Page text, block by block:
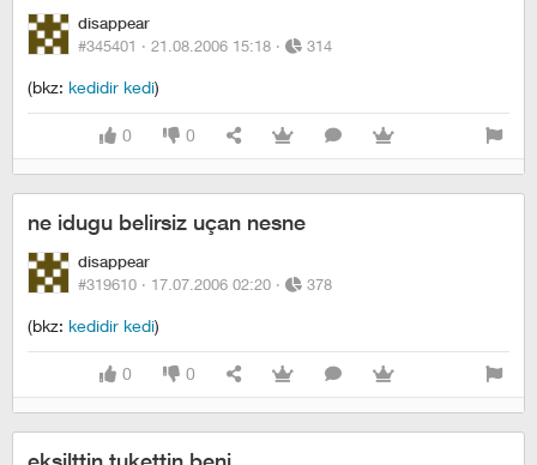
disappear
#345401 · 21.08.2006 15:18 · 314
(bkz: kedidir kedi)
0 0
ne idugu belirsiz uçan nesne
disappear
#319610 · 17.07.2006 02:20 · 378
(bkz: kedidir kedi)
0 0